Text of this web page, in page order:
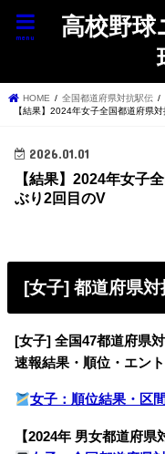
高校野球
menu
HOME
全国都道府県対抗駅伝
【結果】2024年女子全国都道府県
2026.01.01
【結果】2024年女子
ぶり2回目のV
[女子] 都道府県
[女子] 全国47都道府県
速報結果・順位・エン
女子：順位結果・区
【2024年 男女都道府県